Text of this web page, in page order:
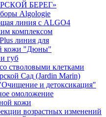
БЕРЕГ»
Algologie
линия с ALGO4
комплексом
линия для
кожи "Дюны"
губ
стволовыми клетками
Сад (Jardin Marin)
и детоксикация"
омоложение
кожи
возрастных изменений